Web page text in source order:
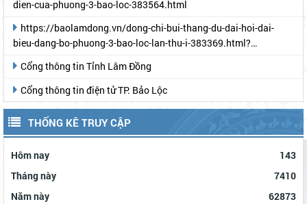
dien-cua-phuong-3-bao-loc-383564.html
bieu-dang-bo-phuong-3-bao-loc-lan-thu-i-383369.html?
Cổng thông tin Tỉnh Lâm Đồng
Cổng thông tin điện tử TP. Bảo Lộc
THỐNG KÊ TRUY CẬP
Hôm nay
143
Tháng này
7410
Năm này
62873